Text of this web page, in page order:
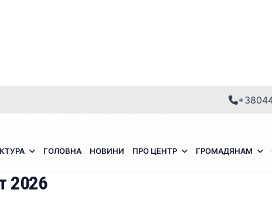
ГОЛОВНА НОВИНИ ПРО ЦЕНТР ГРОМАДЯНАМ
2026